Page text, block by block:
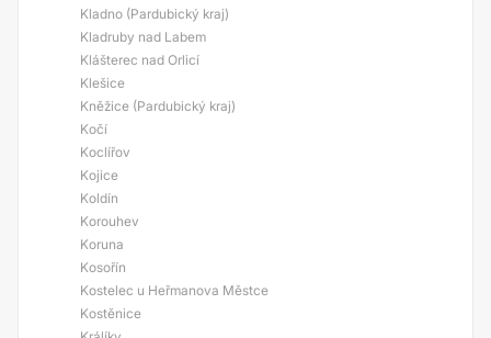
Kladno (Pardubický kraj)
Kladruby nad Labem
Klášterec nad Orlicí
Klešice
Kněžice (Pardubický kraj)
Kočí
Koclířov
Kojice
Koldín
Korouhev
Koruna
Kosořín
Kostelec u Heřmanova Městce
Kostěnice